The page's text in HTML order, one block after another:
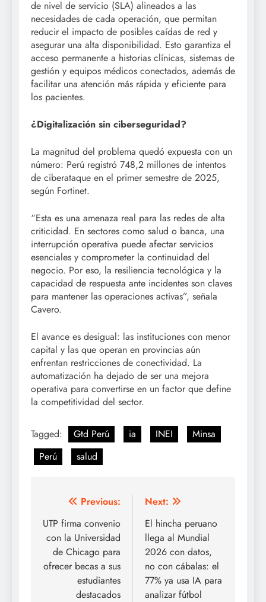
de nivel de servicio (SLA) alineados a las
necesidades de cada operación, que permitan
reducir el impacto de posibles caídas de red y
asegurar una alta disponibilidad. Esto garantiza el
acceso permanente a historias clínicas, sistemas de
gestión y equipos médicos conectados, además de
facilitar una atención más rápida y eficiente para
los pacientes.
¿Digitalización sin ciberseguridad?
La magnitud del problema quedó expuesta con un
número: Perú registró 748,2 millones de intentos
de ciberataque en el primer semestre de 2025,
según Fortinet.
“Esta es una amenaza real para las redes de alta
criticidad. En sectores como salud o banca, una
interrupción operativa puede afectar servicios
esenciales y comprometer la continuidad del
negocio. Por eso, la resiliencia tecnológica y la
capacidad de respuesta ante incidentes son claves
para mantener las operaciones activas”, señala
Cavero.
El avance es desigual: las instituciones con menor
capital y las que operan en provincias aún
enfrentan restricciones de conectividad. La
automatización ha dejado de ser una mejora
operativa para convertirse en un factor que define
la competitividad del sector.
Tagged: Gtd Perú ia INEI
Minsa
Perú
salud
Post
navigation
Previous:
UTP firma convenio
con la Universidad
de Chicago para
ofrecer becas a sus
estudiantes
destacados
Next:
El hincha peruano
llega al Mundial
2026 con datos,
no con cábalas: el
77% ya usa IA para
analizar fútbol